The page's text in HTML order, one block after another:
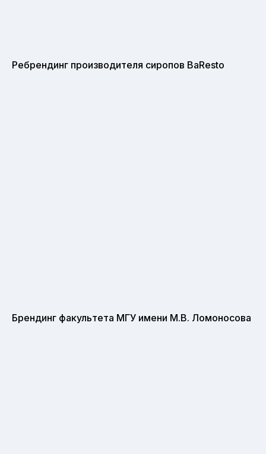
Ребрендинг производителя сиропов BaResto
Брендинг факультета МГУ имени М.В. Ломоносова